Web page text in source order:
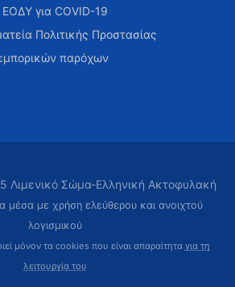
για COVID-19
Πολιτικής Προστασίας
παρόχων
Λιμενικό Σώμα-Ελληνική Ακτοφυλακή
μέσα με χρήση ελεύθερου και ανοιχτού
λογισμικού
μόνον τα cookies που είναι απαραίτητα για τη
λειτουργία του